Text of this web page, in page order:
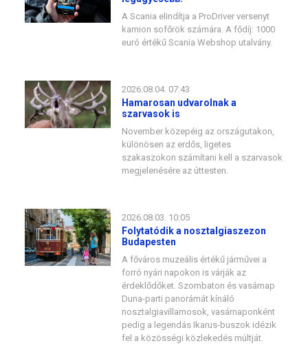
A Scania elindítja a ProDriver versenyt
kamion sofőrök számára. A fődíj: 1000
euró értékű Scania Webshop utalvány.
2026.08.04. 07:43
Hamarosan udvarolnak a
szarvasok is
November közepéig az országutakon,
különösen az erdős, ligetes
szakaszokon számítani kell a szarvasok
megjelenésére az úttesten.
2026.08.03. 10:05
Folytatódik a nosztalgiaszezon
Budapesten
A főváros muzeális értékű járművei a
forró nyári napokon is várják az
érdeklődőket. Szombaton és vasárnap
Duna-parti panorámát kínáló
nosztalgiavillamosok, vasárnaponként
pedig a legendás Ikarus-buszok idézik
fel a közösségi közlekedés múltját.